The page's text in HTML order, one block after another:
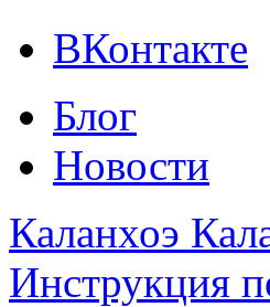
ВКонтакте
Блог
Новости
Каланхоэ
Инструкция